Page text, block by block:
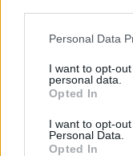
Personal Data
I want to opt-
personal data.
Opted In
I want to opt-
Personal Data.
Opted In